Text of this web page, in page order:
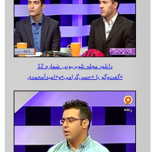
دانلود مجله تلویزیونی شماره 12
گفت‌وگو با «حسن‌گرامی»و«امیدآمحمدی»